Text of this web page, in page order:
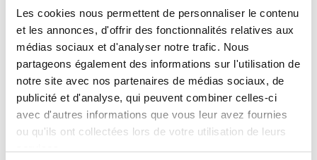
Les cookies nous permettent de personnaliser le contenu
et les annonces, d'offrir des fonctionnalités relatives aux
médias sociaux et d'analyser notre trafic. Nous
partageons également des informations sur l'utilisation de
notre site avec nos partenaires de médias sociaux, de
publicité et d'analyse, qui peuvent combiner celles-ci
avec d'autres informations que vous leur avez fournies
ou qu'ils ont collectées lors de votre utilisation de leurs
l'égard de nos collaborateurs, de nos clients et du monde qui
Depuis 2022, nous publionsvolontairementce rapport
parce que nous pensons que la durabilité est plus qu'une
tendance : il s'agit d'une méthode de travail structurelle,
mesurable et tangible. Grâce à ce rapport, nous partageons
de manière transparente les résultats que nous avons
obtenus jusqu'à présent ainsi que les objectifs que nous
nous engageons à atteindre à l'avenir.